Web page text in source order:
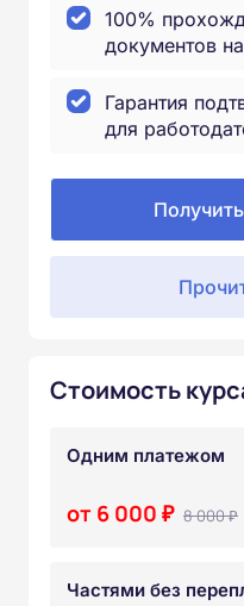
100%
документов
Гарантия
для
Стоимость
Одним платежом
от 6 000 ₽ 8 000 ₽
Частями без